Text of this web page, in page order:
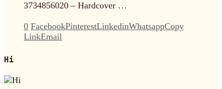
3734856020 – Hardcover …
0 FacebookPinterestLinkedinWhatsappCopy
LinkEmail
Hi